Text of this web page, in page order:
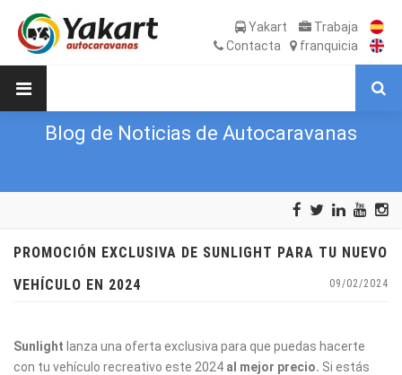
Yakart
Trabaja
Contacta
franquicia
Blog de Noticias de Autocaravanas
PROMOCIÓN EXCLUSIVA DE SUNLIGHT PARA TU NUEVO
VEHÍCULO EN 2024
09/02/2024
Sunlight lanza una oferta exclusiva para que puedas hacerte
con tu vehículo recreativo este 2024 al mejor precio. Si estás